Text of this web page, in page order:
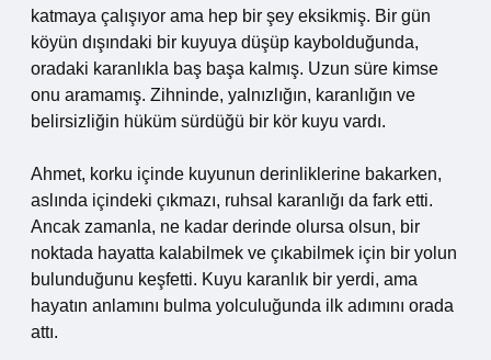
katmaya çalışıyor ama hep bir şey eksikmiş. Bir gün
köyün dışındaki bir kuyuya düşüp kaybolduğunda,
oradaki karanlıkla baş başa kalmış. Uzun süre kimse
onu aramamış. Zihninde, yalnızlığın, karanlığın ve
belirsizliğin hüküm sürdüğü bir kör kuyu vardı.
Ahmet, korku içinde kuyunun derinliklerine bakarken,
aslında içindeki çıkmazı, ruhsal karanlığı da fark etti.
Ancak zamanla, ne kadar derinde olursa olsun, bir
noktada hayatta kalabilmek ve çıkabilmek için bir yolun
bulunduğunu keşfetti. Kuyu karanlık bir yerdi, ama
hayatın anlamını bulma yolculuğunda ilk adımını orada
attı.